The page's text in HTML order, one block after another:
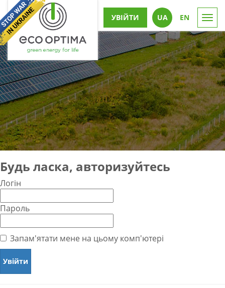
УВІЙТИ UА EN
Будь ласка, авторизуйтесь
Логін
Пароль
Запам'ятати мене на цьому комп'ютері